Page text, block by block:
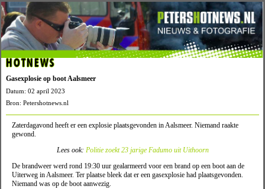
HOTNEWS
Gasexplosie op boot Aalsmeer
Datum: 02 april 2023
Bron: Petershotnews.nl
Zaterdagavond heeft er een explosie plaatsgevonden in Aalsmeer. Niemand raakte
gewond.
Lees ook: Politie zoekt 23 jarige Fadumo uit Uithoorn
De brandweer werd rond 19:30 uur gealarmeerd voor een brand op een boot aan de
Uiterweg in Aalsmeer. Ter plaatse bleek dat er een gasexplosie had plaatsgevonden.
Niemand was op de boot aanwezig.